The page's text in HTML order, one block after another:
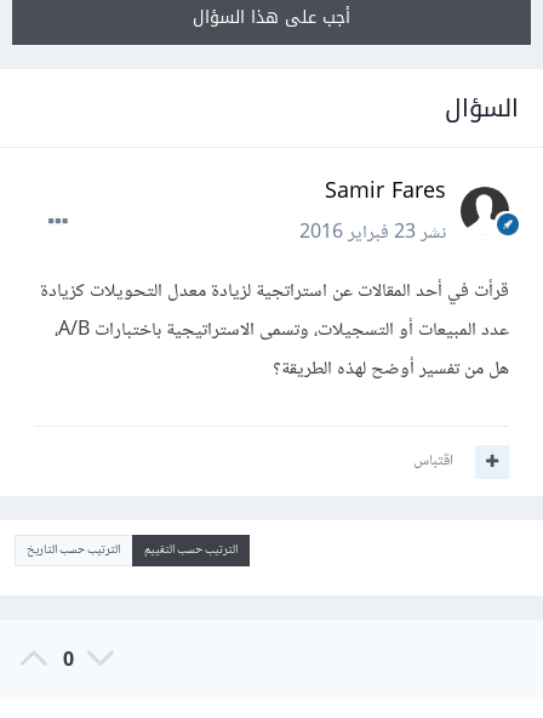
أجب على هذا السؤال
السؤال
Samir Fares
نشر23 فبراير 2016
قرأت في أحد المقالات عن استراتجية لزيادة معدل التحويلات كزيادة
عدد المبيعات أو التسجيلات، وتسمى الاستراتيجية باختبارات A/B،
هل من تفسير أوضح لهذه الطريقة؟
اقتباس
الترتيب حسب التقييم الترتيب حسب التاريخ
0